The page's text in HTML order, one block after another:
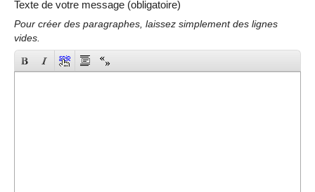
Texte de votre message (obligatoire)
Pour créer des paragraphes, laissez simplement des lignes
vides.